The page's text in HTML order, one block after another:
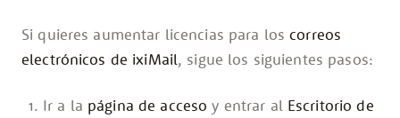
Si quieres aumentar licencias para loscorreos
electrónicos de ixiMail, sigue los siguientes pasos:
Ir a la página de acceso y entrar al Escritorio de